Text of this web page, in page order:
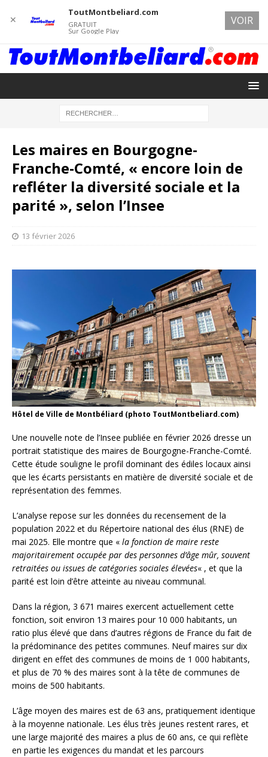
Les maires en Bourgogne-
Franche-Comté, « encore loin de
refléter la diversité sociale et la
parité », selon l’Insee
13 février 2026
Hôtel de Ville de Montbéliard (photo ToutMontbeliard.com)
Une nouvelle note de l’Insee publiée en février 2026 dresse un
portrait statistique des maires de Bourgogne-Franche-Comté.
Cette étude souligne le profil dominant des édiles locaux ainsi
que les écarts persistants en matière de diversité sociale et de
représentation des femmes.
L’analyse repose sur les données du recensement de la
population 2022 et du Répertoire national des élus (RNE) de
mai 2025. Elle montre que « la fonction de maire reste
majoritairement occupée par des personnes d’âge mûr, souvent
retraitées ou issues de catégories sociales élevées« , et que la
parité est loin d’être atteinte au niveau communal.
Dans la région, 3 671 maires exercent actuellement cette
fonction, soit environ 13 maires pour 10 000 habitants, un
ratio plus élevé que dans d’autres régions de France du fait de
la prédominance des petites communes. Neuf maires sur dix
dirigent en effet des communes de moins de 1 000 habitants,
et plus de 70 % des maires sont à la tête de communes de
moins de 500 habitants.
L’âge moyen des maires est de 63 ans, pratiquement identique
à la moyenne nationale. Les élus très jeunes restent rares, et
une large majorité des maires a plus de 60 ans, ce qui reflète
en partie les exigences du mandat et les parcours
✕
ToutMontbeliard.com
GRATUIT
Sur Google Play
VOIR